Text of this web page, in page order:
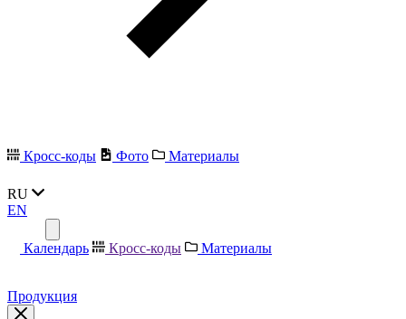
Кросс-коды Фото Материалы
RU
EN
Календарь Кросс-коды Материалы
Продукция